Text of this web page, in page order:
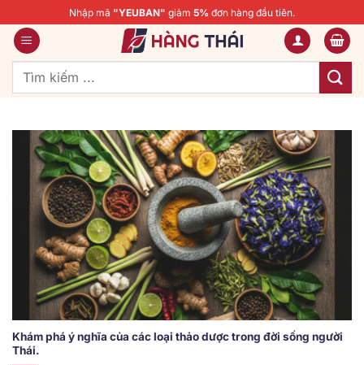
qua
nội
dung
Nhập mã "YEUBAN" giảm 5% đơn hàng đầu tiên.
Tìm
Khám phá ý nghĩa của các loại thảo dược trong đời sống người
Thái.